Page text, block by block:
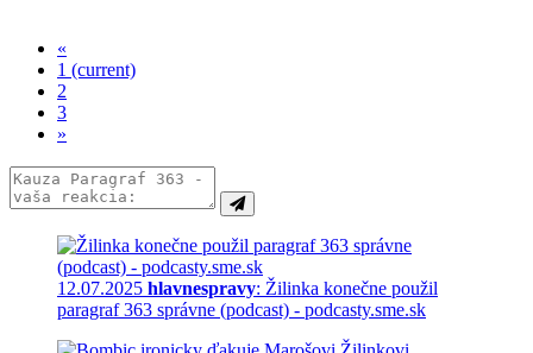
«
1 (current)
2
3
»
12.07.2025 hlavnespravy: Žilinka konečne použil
paragraf 363 správne (podcast) - podcasty.sme.sk